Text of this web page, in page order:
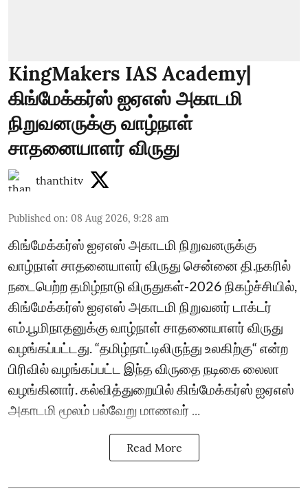
KingMakers IAS Academy|
கிங்மேக்கர்ஸ் ஐஏஎஸ் அகாடமி
நிறுவனருக்கு வாழ்நாள்
சாதனையாளர் விருது
thanthitv
Published on: 08 Aug 2026, 9:28 am
கிங்மேக்கர்ஸ் ஐஏஎஸ் அகாடமி நிறுவனருக்கு
வாழ்நாள் சாதனையாளர் விருது சென்னை தி.நகரில்
நடைபெற்ற தமிழ்நாடு விருதுகள்-2026 நிகழ்ச்சியில்,
கிங்மேக்கர்ஸ் ஐஏஎஸ் அகாடமி நிறுவனர் டாக்டர்
எம்.பூமிநாதனுக்கு வாழ்நாள் சாதனையாளர் விருது
வழங்கப்பட்டது. “தமிழ்நாட்டிலிருந்து உலகிற்கு“ என்ற
பிரிவில் வழங்கப்பட்ட இந்த விருதை நடிகை லைலா
வழங்கினார். கல்வித்துறையில் கிங்மேக்கர்ஸ் ஐஏஎஸ்
அகாடமி மூலம் பல்வேறு மாணவர் ...
Read More